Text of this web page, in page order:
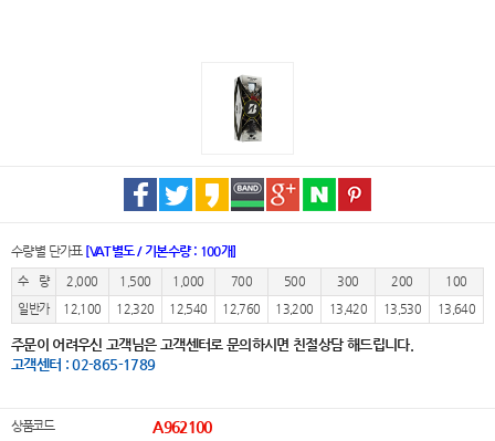
수량별 단가표 [VAT별도 / 기본수량 : 100개]
수 량 2,000 1,500 1,000 700 500 300 200
100
일반가
12,100 12,320 12,540 12,760 13,200 13,420 13,530 13,640
주문이 어려우신 고객님은 고객센터로 문의하시면 친절상담 해드립니다.
고객센터 : 02-865-1789
상품코드 A962100